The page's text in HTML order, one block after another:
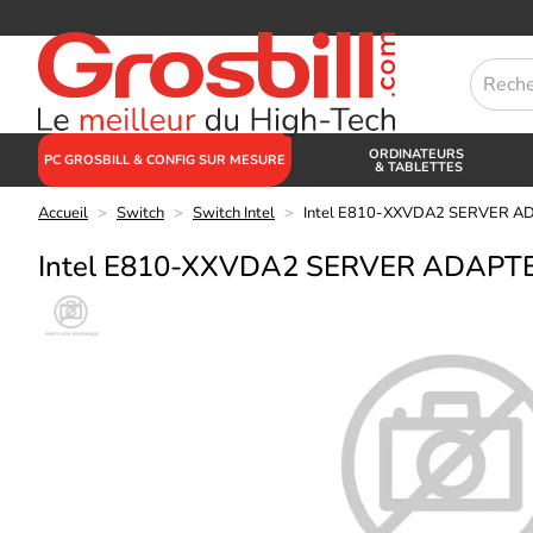
PC GROSBILL & CONFIG SUR MESURE ORDINATEURS
& TABLETTES
Accueil > Switch > Switch Intel > Intel E810-XXVDA2 SERVER
Intel E810-XXVDA2 SERVER